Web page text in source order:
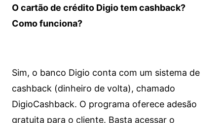
O cartão de crédito Digio tem cashback?
Como funciona?
Sim, o banco Digio conta com um sistema de
cashback (dinheiro de volta), chamado
DigioCashback. O programa oferece adesão
gratuita para o cliente. Basta acessar o